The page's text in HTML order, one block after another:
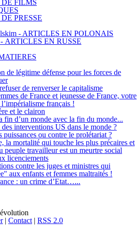
FILMS
PRESSE
- ARTICLES EN POLONAIS
ARTICLES EN RUSSE
de légitime défense pour les forces de
de renverser le capitalisme
de France et jeunesse de France, votre
français !
et le clairon
fin d’un monde avec la fin du monde...
interventions US dans le monde ?
puissances ou contre le prolétariat ?
la mortalité qui touche les plus précaires et
peuple travailleur est un meurtre social
licenciements
contre les juges et ministres qui
aux enfants et femmes maltraités !
: un crime d’Etat…...
| Contact | RSS 2.0